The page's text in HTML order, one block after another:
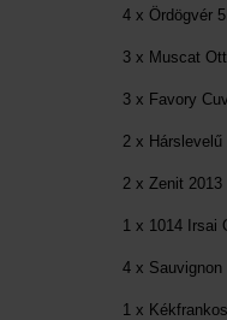
4 x Ördögvér 5L
3 x Muscat
3 x Favory
2 x Hárslevelű
2 x Zenit 2013
1 x 1014 Irsai
4 x Sauvignon
1 x